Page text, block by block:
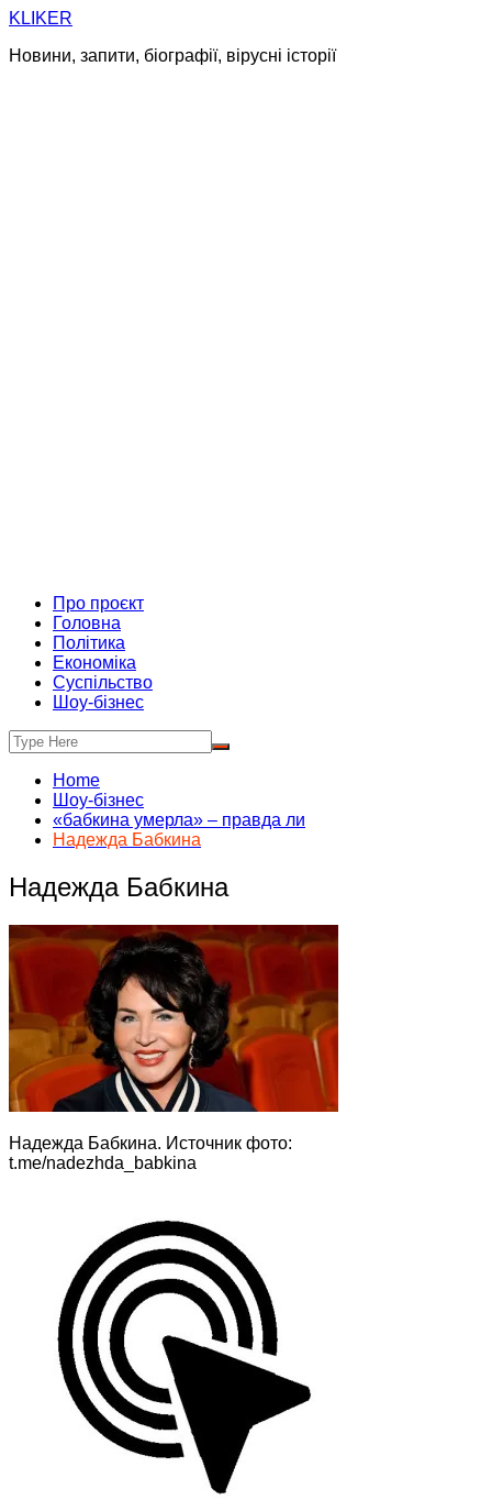
Skip
content
KLIKER
Новини, запити, біографії, вірусні історії
Про проєкт
Головна
Політика
Економіка
Суспільство
Шоу-бізнес
Home
Шоу-бізнес
«бабкина умерла» – правда ли
Надежда Бабкина
Надежда Бабкина
Надежда Бабкина. Источник фото:
t.me/nadezhda_babkina